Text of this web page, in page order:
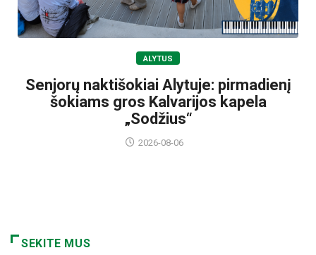
ALYTUS
Senjorų naktišokiai Alytuje: pirmadienį
šokiams gros Kalvarijos kapela
„Sodžius“
2026-08-06
SEKITE MUS